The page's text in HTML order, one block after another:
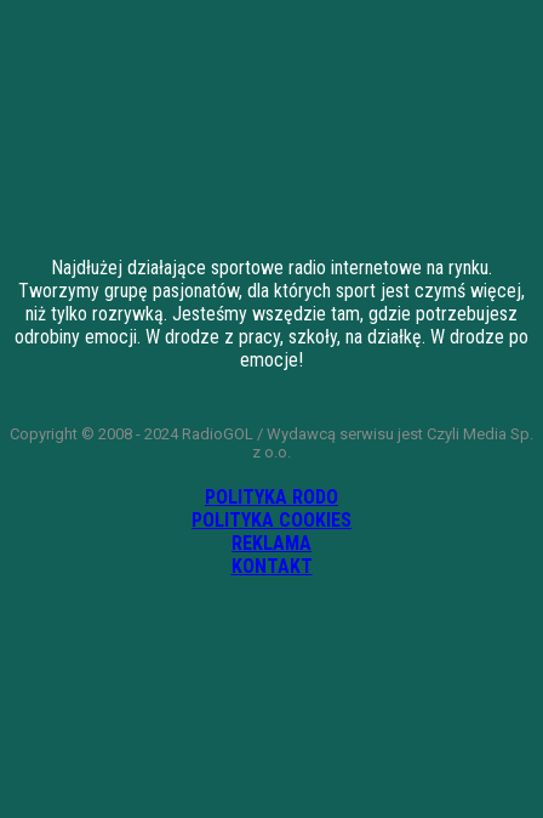
Najdłużej działające sportowe radio internetowe na rynku.
Tworzymy grupę pasjonatów, dla których sport jest czymś więcej,
niż tylko rozrywką. Jesteśmy wszędzie tam, gdzie potrzebujesz
odrobiny emocji. W drodze z pracy, szkoły, na działkę. W drodze po
emocje!
Copyright © 2008 - 2024 RadioGOL / Wydawcą serwisu jest Czyli Media Sp.
z o.o.
POLITYKA RODO
POLITYKA COOKIES
REKLAMA
KONTAKT